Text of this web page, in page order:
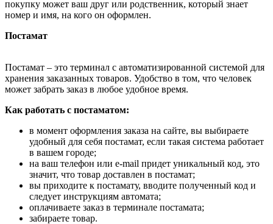
покупку может ваш друг или родственник, который знает
номер и имя, на кого он оформлен.
Постамат
Постамат – это терминал с автоматизированной системой для
хранения заказанных товаров. Удобство в том, что человек
может забрать заказ в любое удобное время.
Как работать с постаматом:
в момент оформления заказа на сайте, вы выбираете
удобный для себя постамат, если такая система работает
в вашем городе;
на ваш телефон или e-mail придет уникальный код, это
значит, что товар доставлен в постамат;
вы приходите к постамату, вводите полученный код и
следует инструкциям автомата;
оплачиваете заказ в терминале постамата;
забираете товар.